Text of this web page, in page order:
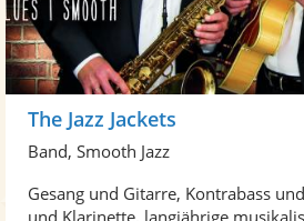
The Jazz Jackets
Band, Smooth Jazz
Gesang und Gitarre, Kontrabass
und Klarinette, langjährige